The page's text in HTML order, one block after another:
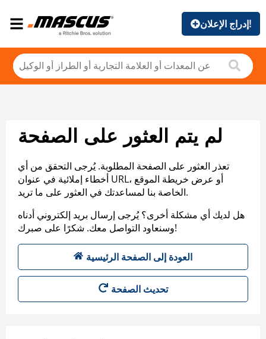
إدراج الإعلان!
لم يتم العثور على الصفحة
تعذر العثور على الصفحة المطلوبة. يُرجى التحقق من أي
أخطاء إملائية في عنوان URL، أو عرض خريطة الموقع
الخاصة بنا لمساعدتك في العثور على ما تريد.
هل لديك أي مشكلة أخرى؟ يُرجى إرسال بريد إلكتروني أدناه
وسنعاود التواصل معك. شكرًا على صبرك!
العودة إلى الصفحة الرئيسية
تحديث الصفحة